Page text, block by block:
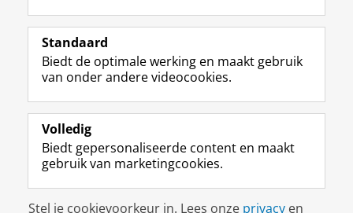
Volg de RUG
F
a
e
b
o
p
a
i
n
L
i
k
e
I
-
p
g
i
R
S
-
f
e
R
k
s
I
n
t
r
m
c
c
Y
o
T
e
k
a
a
Studiekiezers
Alumni
Over ons
Disclaimer & Copyright
Standaard
Biedt de optimale werking en maakt gebruik
van onder andere videocookies.
Volledig
Biedt gepersonaliseerde content en maakt
gebruik van marketingcookies.
Stel je cookievoorkeur in. Lees onze privacy en